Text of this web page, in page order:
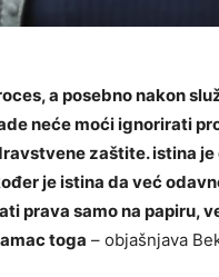
a posebno nakon
neće moći ignorirati
zaštite. istina
je istina da već
prava samo na papiru,
toga – objašnjava